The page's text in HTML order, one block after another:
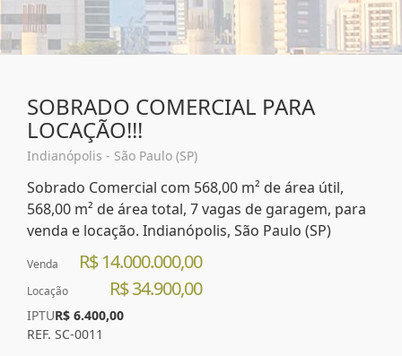
SOBRADO COMERCIAL PARA
LOCAÇÃO!!!
Indianópolis - São Paulo (SP)
Sobrado Comercial com 568,00 m² de área útil,
568,00 m² de área total, 7 vagas de garagem, para
venda e locação. Indianópolis, São Paulo (SP)
Venda R$ 14.000.000,00
Locação R$ 34.900,00
IPTUR$ 6.400,00
REF. SC-0011